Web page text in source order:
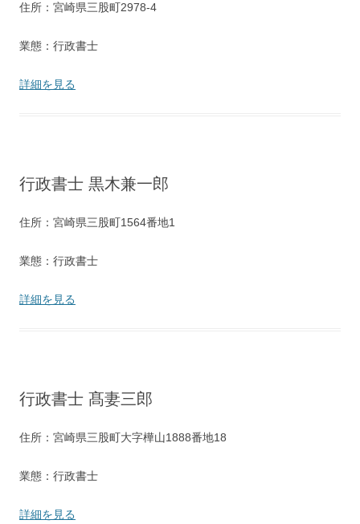
住所：宮崎県三股町2978-4
業態：行政書士
詳細を見る
行政書士 黒木兼一郎
住所：宮崎県三股町1564番地1
業態：行政書士
詳細を見る
行政書士 髙妻三郎
住所：宮崎県三股町大字樺山1888番地18
業態：行政書士
詳細を見る